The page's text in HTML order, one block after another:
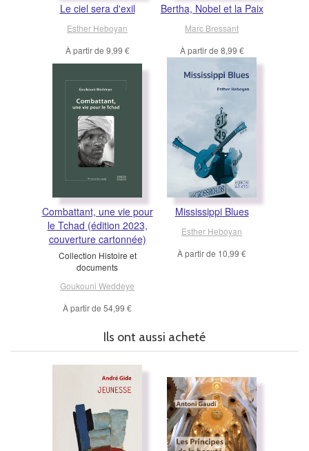
Le ciel sera d'exil
Esther Heboyan
À partir de 9,99 €
Bertha, Nobel et la Paix
Marc Bressant
À partir de 8,99 €
Combattant, une vie pour
le Tchad (édition 2023,
couverture cartonnée)
Collection Histoire et
documents
Goukouni Weddeye
À partir de 54,99 €
Mississippi Blues
Esther Heboyan
À partir de 10,99 €
Ils ont aussi acheté